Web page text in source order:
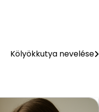
Kölyökkutya nevelése